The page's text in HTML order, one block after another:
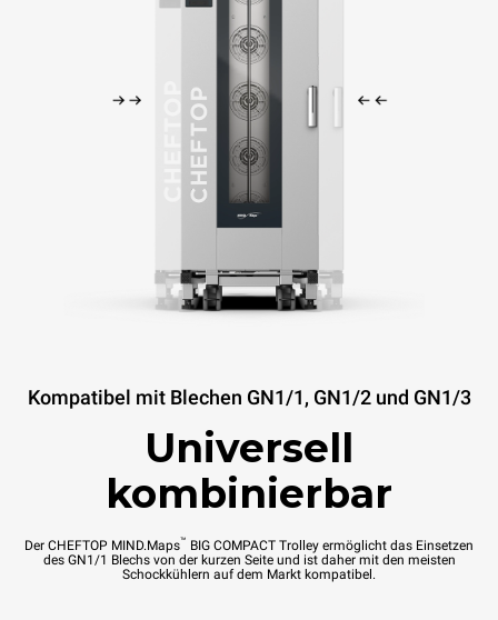
Kompatibel mit Blechen GN1/1, GN1/2 und GN1/3
Universell
kombinierbar
Der CHEFTOP MIND.Maps™ BIG COMPACT Trolley ermöglicht das Einsetzen
des GN1/1 Blechs von der kurzen Seite und ist daher mit den meisten
Schockkühlern auf dem Markt kompatibel.